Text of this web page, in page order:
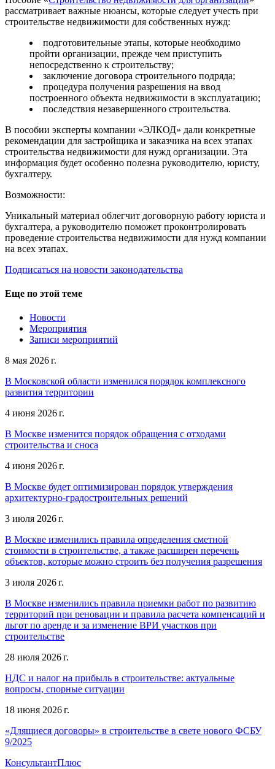
рассматривает важные нюансы, которые следует учесть при
строительстве недвижимости для собственных нужд:
подготовительные этапы, которые необходимо
пройти организации, прежде чем приступить
непосредственно к строительству;
заключение договора строительного подряда;
процедура получения разрешения на ввод
построенного объекта недвижимости в эксплуатацию;
последствия незавершенного строительства.
В пособии эксперты компании «ЭЛКОД» дали конкретные
рекомендации для застройщика и заказчика на всех этапах
строительства недвижимости для нужд организации. Эта
информация будет особенно полезна руководителю, юристу,
бухгалтеру.
Возможности:
Уникальный материал облегчит договорную работу юриста и
бухгалтера, а руководителю поможет проконтролировать
проведение строительства недвижимости для нужд компании
на всех этапах.
Подписаться на новости законодательства
Еще по этой теме
Новости
Мероприятия
Записи мероприятий
8 мая 2026 г.
В Московской области изменился порядок комплексного
развития территории
4 июня 2026 г.
В Москве изменится порядок обращения с отходами
строительства и сноса
4 июня 2026 г.
В Москве будет оптимизирован порядок утверждения
архитектурно-градостроительных решений
3 июля 2026 г.
В Москве изменились правила определения сметной
стоимости в строительстве, а также расширен перечень
объектов, которые можно строить без получения разрешения
3 июля 2026 г.
В Москве изменились правила приемки работ по развитию
территорий при реновации и правила расчета компенсаций и
льгот по аренде и за изменение ВРИ участков при
строительстве
28 июля 2026 г.
НДС и налог на прибыль в строительстве: актуальные
вопросы, спорные ситуации
18 июня 2026 г.
«Длящиеся договоры» в строительстве в свете нового ФСБУ
9/2025
КонсультантПлюс